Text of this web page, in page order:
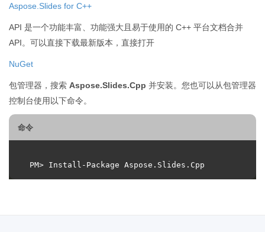
Aspose.Slides for C++
API 是一个功能丰富、功能强大且易于使用的 C++ 平台文档合并
API。可以直接下载最新版本，直接打开
NuGet
包管理器，搜索 Aspose.Slides.Cpp 并安装。您也可以从包管理器
控制台使用以下命令。
命令